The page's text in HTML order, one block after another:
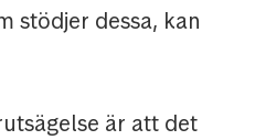
stödjer dessa, kan
är att det